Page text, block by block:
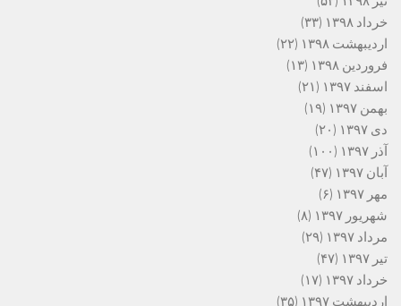
خرداد ۱۳۹۸
(۳۳)
اردیبهشت ۱۳۹۸
(۲۲)
فروردین ۱۳۹۸
(۱۳)
اسفند ۱۳۹۷
(۲۱)
بهمن ۱۳۹۷
(۱۹)
دی ۱۳۹۷
(۲۰)
آذر ۱۳۹۷
(۱۰۰)
آبان ۱۳۹۷
(۴۷)
مهر ۱۳۹۷
(۶)
شهریور ۱۳۹۷
(۸)
مرداد ۱۳۹۷
(۲۹)
تیر ۱۳۹۷
(۴۷)
خرداد ۱۳۹۷
(۱۷)
اردیبهشت ۱۳۹۷
(۳۵)